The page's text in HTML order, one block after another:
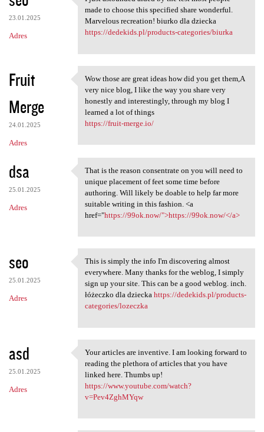
23.01.2025
Adres
I just astounded aided by the
made to choose this specified share wonderful.
Marvelous recreation! biurko dla dziecka
https://dedekids.pl/products-categories/biurka
Fruit
Merge
24.01.2025
Adres
Wow those are great ideas how
Wow those are great ideas how did you get them,A
very nice blog, I like the way you share very
honestly and interestingly, through my blog I
learned a lot of things
https://fruit-merge.io/
dsa
25.01.2025
Adres
That is the reason
That is the reason consentrate on you will need to
unique placement of feet some time before
authoring. Will likely be doable to help far more
suitable writing in this fashion. <a
href="https://99ok.now/">https://99ok.now/</a>
seo
25.01.2025
Adres
This is simply the info I'm
This is simply the info I'm discovering almost
everywhere. Many thanks for the weblog, I simply
sign up your site. This can be a good weblog. inch.
łóżeczko dla dziecka https://dedekids.pl/products-
categories/lozeczka
asd
25.01.2025
Adres
Your articles are inventive.
Your articles are inventive. I am looking forward to
reading the plethora of articles that you have
linked here. Thumbs up!
https://www.youtube.com/watch?
v=Pev4ZghMYqw